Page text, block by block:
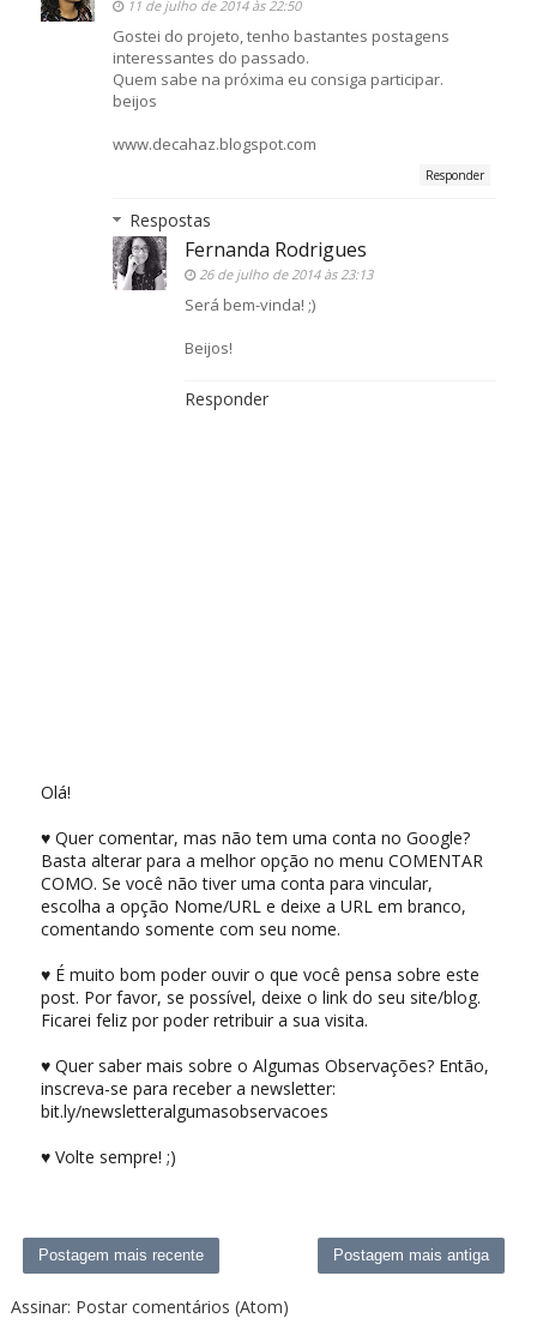
11 de julho de 2014 às 22:50
Gostei do projeto, tenho bastantes postagens
interessantes do passado.
Quem sabe na próxima eu consiga participar.
beijos
www.decahaz.blogspot.com
Responder
Respostas
Fernanda Rodrigues
26 de julho de 2014 às 23:13
Será bem-vinda! ;)
Beijos!
Responder
Olá!
♥ Quer comentar, mas não tem uma conta no Google?
Basta alterar para a melhor opção no menu COMENTAR
COMO. Se você não tiver uma conta para vincular,
escolha a opção Nome/URL e deixe a URL em branco,
comentando somente com seu nome.
♥ É muito bom poder ouvir o que você pensa sobre este
post. Por favor, se possível, deixe o link do seu site/blog.
Ficarei feliz por poder retribuir a sua visita.
♥ Quer saber mais sobre o Algumas Observações? Então,
inscreva-se para receber a newsletter:
bit.ly/newsletteralgumasobservacoes
♥ Volte sempre! ;)
Postagem mais recente Postagem mais antiga
Assinar: Postar comentários (Atom)